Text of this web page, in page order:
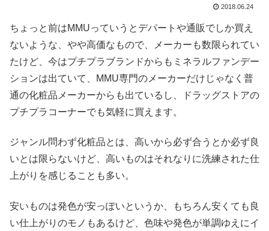
2018.06.24
ちょっと前はMMUっていうとデパートや通販でしか買え
ないような、やや高価なもので、メーカーも数限られてい
たけど、今はプチプラブランドからもミネラルファンデー
ションは出ていて、MMU専門のメーカーだけじゃなく普
通の化粧品メーカーからも出ているし、ドラッグストアの
プチプラコーナーでも気軽に買えます。
ジャンル問わず化粧品とは、高いから必ず合うとか必ず良
いとは限らないけど、高いものはそれなりに洗練された仕
上がりを感じることも多い。
安いものは発色が安っぽいというか、もちろん安くても良
い仕上がりのモノもあるけど、色味や発色が単調ゆえにイ